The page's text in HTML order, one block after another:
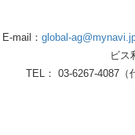
E-mail： global-
ビス
TEL： 03-6267-4087